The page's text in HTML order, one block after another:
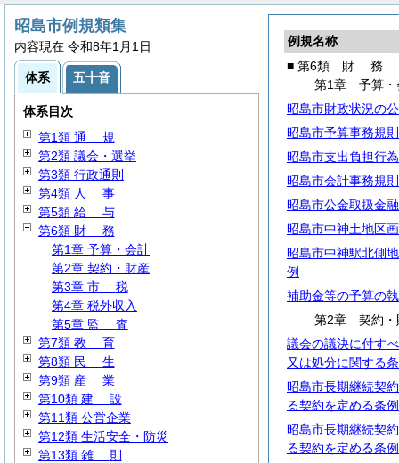
例規名称
■ 第6類 財 務
第1章 予算・
昭島市財政状況の
昭島市予算事務規則
昭島市支出負担行
昭島市会計事務規則
昭島市公金取扱金
昭島市中神土地区
昭島市中神駅北側
例
補助金等の予算の
第2章 契約・
議会の議決に付す
又は処分に関する
昭島市長期継続契
る契約を定める条例
昭島市長期継続契
る契約を定める条
昭島市例規類集
内容現在 令和8年1月1日
体系 五十音
体系目次
第1類 通 規
第2類 議会・選挙
第3類 行政通則
第4類 人 事
第5類 給 与
第6類 財 務
第1章 予算・会計
第2章 契約・財産
第3章 市 税
第4章 税外収入
第5章 監 査
第7類 教 育
第8類 民 生
第9類 産 業
第10類 建 設
第11類 公営企業
第12類 生活安全・防災
第13類 雑 則